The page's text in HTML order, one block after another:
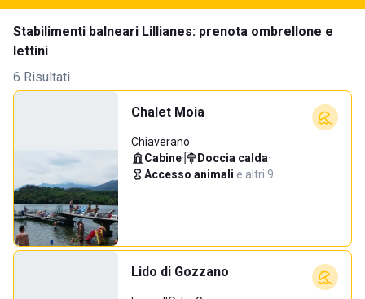
Stabilimenti balneari Lillianes: prenota ombrellone e
lettini
6 Risultati
Chalet Moia
Chiaverano
Cabine· Doccia calda·
Accesso animali·e altri 9…
Lido di Gozzano